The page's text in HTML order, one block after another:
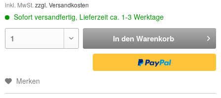
inkl. MwSt. zzgl. Versandkosten
Sofort versandfertig, Lieferzeit ca. 1-3 Werktage
In den Warenkorb
Merken